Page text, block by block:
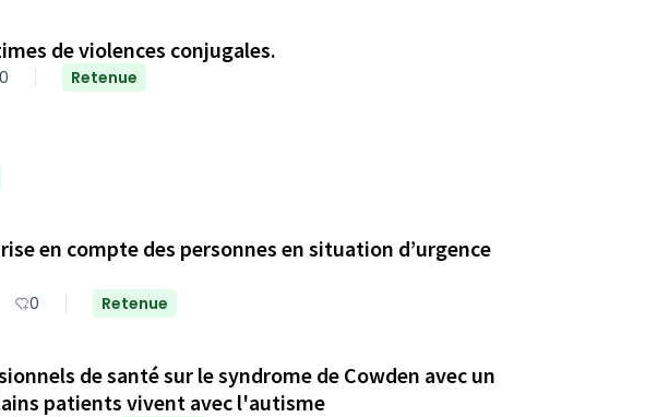
de violences conjugales.
0 Retenue
en compte des personnes en situation d’urgence
0 Retenue
de santé sur le syndrome de Cowden avec un
patients vivent avec l'autisme